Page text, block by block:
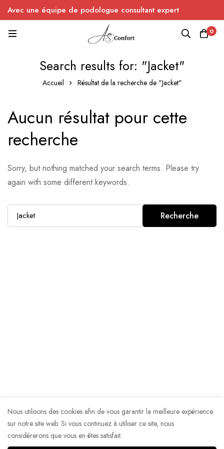
Avec une équipe de podologue consultant expert
0
Search results for: "Jacket"
Accueil Résultat de la recherche de "Jacket"
Aucun résultat pour cette
recherche
Sorry, but nothing matched your search terms. Please try
again with some different keywords.
Recherche
Nous utilisons des cookies afin de vous garantir la meilleure expérience
sur notre site web. Si vous continuez à utiliser ce site, nous
considérerons que vous en êtes satisfait.